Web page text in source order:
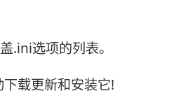
选项的列表。
载更新和安装它!